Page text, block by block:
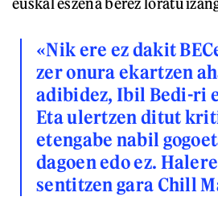
«Nik ere ez dakit
zer onura ekartzen
adibidez, Ibil Bedi-ri
Eta ulertzen ditut
etengabe nabil
dagoen edo ez.
sentitzen gara Chill